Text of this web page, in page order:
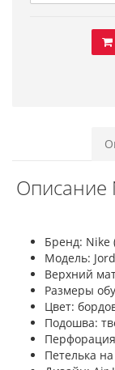
Описание
Бренд: Nike
Модель:
Верхний
Размеры
Цвет:
Подошва:
Петелька